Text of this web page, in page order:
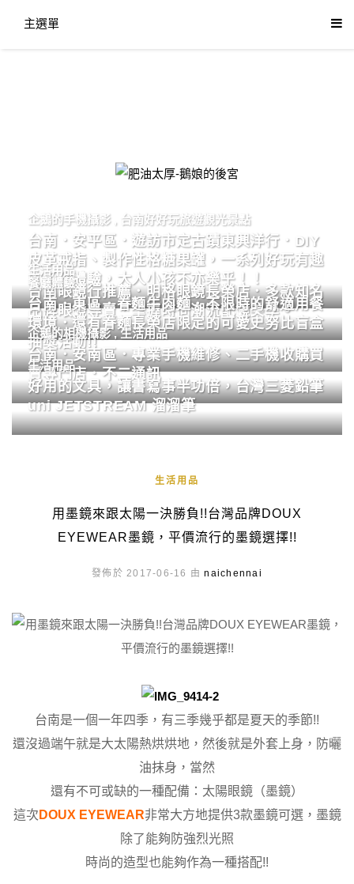
主選單
肥油太厚-鵝娘的後宮
企鵝的手機攝影 台南好好玩旅遊觀光景點
台南．安平區．遊訪市定古蹟東興洋行．DIY
皮革戒指、製作性格糖果罐，一系列好玩有趣
的手作體驗，大人小孩不亦樂乎！！
生活用品
台南眼鏡行推薦．明格眼鏡長榮店．多款知名
品牌眼鏡專賣．掌握時尚潮流配鏡美學。
餐廳體驗
台南．東區．眷麵牛肉麵．不限時的舒適用餐
環境．還有眷麵長榮店限定的可愛史努比盲盒
抽獎活動!!
企鵝的相機攝影,生活用品
台南．安南區．專業手機維修、二手機收購買
賣專門店．不二通訊
生活用品
好用的文具，讓書寫事半功倍，台灣三菱鉛筆
uni JETSTREAM 溜溜筆
生活用品
用墨鏡來跟太陽一決勝負!!台灣品牌DOUX
EYEWEAR墨鏡，平價流行的墨鏡選擇!!
發佈於 2017-06-16 由naichennai
台南是一個一年四季，有三季幾乎都是夏天的季節!!
還沒過端午就是大太陽熱烘烘地，然後就是外套上身，防曬
油抹身，當然
還有不可或缺的一種配備：太陽眼鏡（墨鏡）
這次 DOUX EYEWEAR非常大方地提供3款墨鏡可選，墨鏡
除了能夠防強烈光照
時尚的造型也能夠作為一種搭配!!